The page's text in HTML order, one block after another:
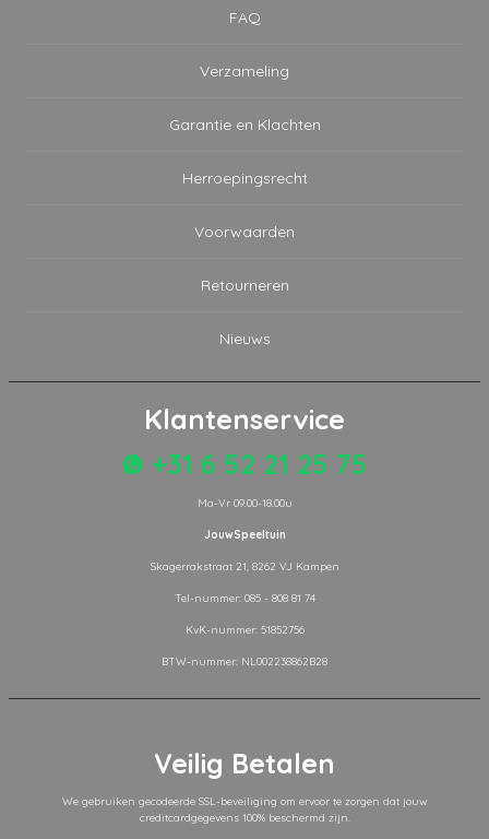
FAQ
Verzameling
Garantie en Klachten
Herroepingsrecht
Voorwaarden
Retourneren
Nieuws
Klantenservice
+31 6 52 21 25 75
Ma-Vr 09.00-18.00u
JouwSpeeltuin
Skagerrakstraat 21, 8262 VJ Kampen
Tel-nummer: 085 - 808 81 74
KvK-nummer: 51852756
BTW-nummer: NL002238862B28
Veilig Betalen
We gebruiken gecodeerde SSL-beveiliging om ervoor te zorgen dat jouw
creditcardgegevens 100% beschermd zijn.